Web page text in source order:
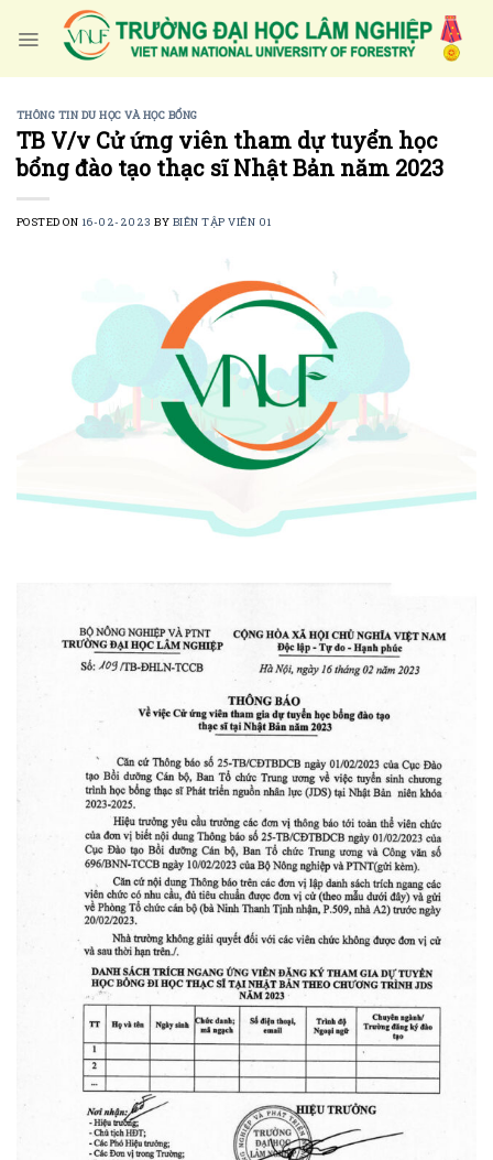
THÔNG TIN DU HỌC VÀ HỌC BỔNG
TB V/v Cử ứng viên tham dự tuyển học
bổng đào tạo thạc sĩ Nhật Bản năm 2023
POSTED ON 16-02-2023 BY BIÊN TẬP VIÊN 01